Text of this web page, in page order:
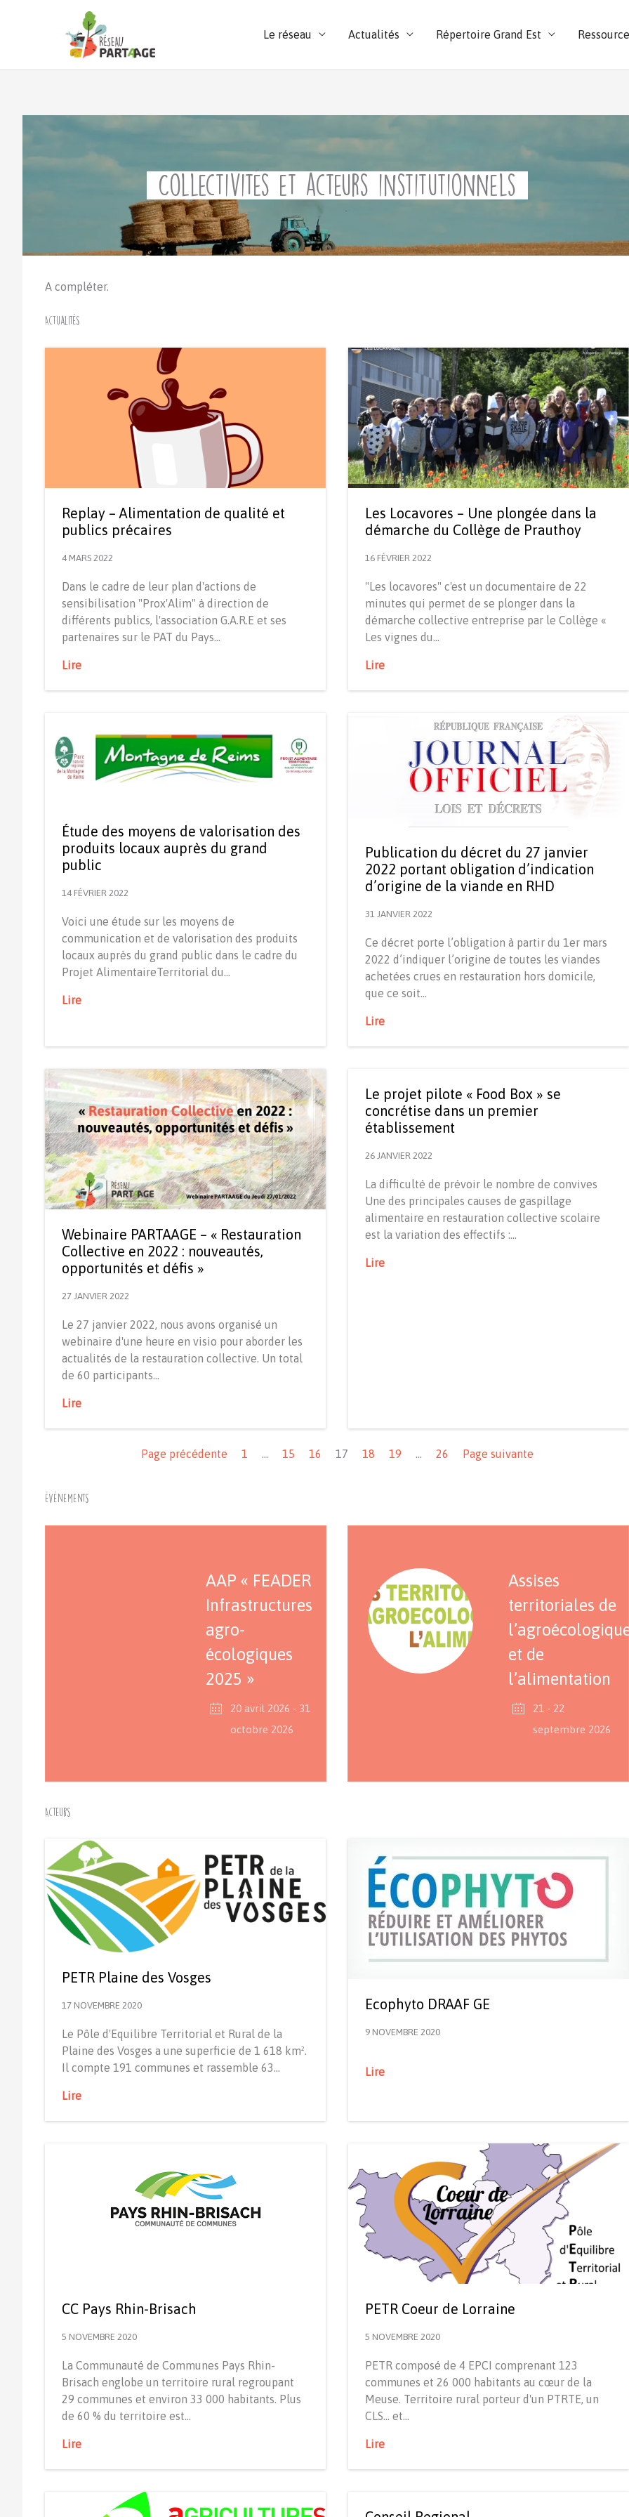
Le réseau Actualités Répertoire Grand Est
Collectivités et acteurs institutionnels
A compléter.
Actualités
Replay – Alimentation de qualité et
publics précaires
4 MARS 2022
Dans le cadre de leur plan d'actions de
sensibilisation "Prox'Alim" à direction de
différents publics, l'association G.A.R.E et ses
partenaires sur le PAT du Pays…
Lire
Les Locavores – Une plongée dans la
démarche du Collège de Prauthoy
16 FÉVRIER 2022
"Les locavores" c'est un documentaire de 22
minutes qui permet de se plonger dans la
démarche collective entreprise par le Collège «
Les vignes du…
Lire
Étude des moyens de valorisation des
produits locaux auprès du grand
public
14 FÉVRIER 2022
Voici une étude sur les moyens de
communication et de valorisation des produits
locaux auprès du grand public dans le cadre du
Projet AlimentaireTerritorial du…
Lire
Publication du décret du 27 janvier
2022 portant obligation d’indication
d’origine de la viande en RHD
31 JANVIER 2022
Ce décret porte l’obligation à partir du 1er mars
2022 d’indiquer l’origine de toutes les viandes
achetées crues en restauration hors domicile,
que ce soit…
Lire
Webinaire PARTAAGE – « Restauration
Collective en 2022 : nouveautés,
opportunités et défis »
27 JANVIER 2022
Le 27 janvier 2022, nous avons organisé un
webinaire d'une heure en visio pour aborder les
actualités de la restauration collective. Un total
de 60 participants…
Lire
Le projet pilote « Food Box » se
concrétise dans un premier
établissement
26 JANVIER 2022
La difficulté de prévoir le nombre de convives
Une des principales causes de gaspillage
alimentaire en restauration collective scolaire
est la variation des effectifs :…
Lire
Page précédente
1 … 15 16 17 18 19 … 26 Page suivante
Événements
AAP « FEADER
Infrastructures
agro-
écologiques
2025 »
20 avril 2026 - 31
octobre 2026
Assises
territoriales de
et de
l’alimentation
21 - 22
septembre 2026
Acteurs
PETR Plaine des Vosges
17 NOVEMBRE 2020
Le Pôle d'Equilibre Territorial et Rural de la
Plaine des Vosges a une superficie de 1 618 km².
Il compte 191 communes et rassemble 63…
Lire
Ecophyto DRAAF GE
9 NOVEMBRE 2020
Lire
CC Pays Rhin-Brisach
5 NOVEMBRE 2020
La Communauté de Communes Pays Rhin-
Brisach englobe un territoire rural regroupant
29 communes et environ 33 000 habitants. Plus
de 60 % du territoire est…
Lire
PETR Coeur de Lorraine
5 NOVEMBRE 2020
PETR composé de 4 EPCI comprenant 123
communes et 26 000 habitants au cœur de la
Meuse. Territoire rural porteur d'un PTRTE, un
CLS... et…
Lire